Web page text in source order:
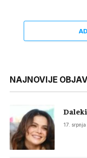
NAJNOVIJE
17.